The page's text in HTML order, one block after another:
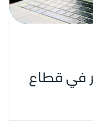
في قطاع